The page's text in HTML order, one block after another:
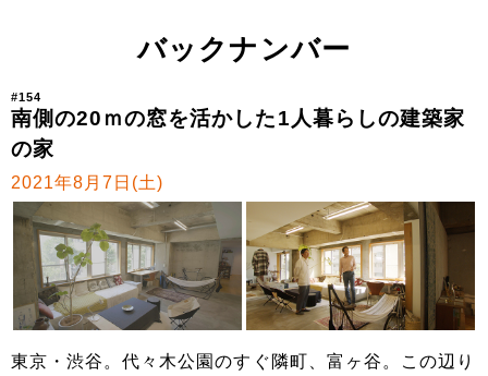
バックナンバー
#154
南側の20ｍの窓を活かした1人暮らしの建築家
の家
2021年8月7日(土)
東京・渋谷。代々木公園のすぐ隣町、富ヶ谷。この辺り